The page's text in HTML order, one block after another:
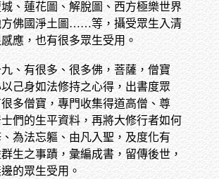
、蓮花圖、解脫圖、西方極樂世界
方佛國淨土圖……等，攝受眾生入清
應，也有很多眾生受用。
、有很多、很多佛，菩薩，僧寶
己身如法修持之心得，出書度眾
多僧寶，專門收集得道高僧、尊
們的生平資料，再將大修行者如何
為法忘軀、由凡入聖，及度化有
生之事蹟，彙編成書，留傳後世，
的眾生受用。